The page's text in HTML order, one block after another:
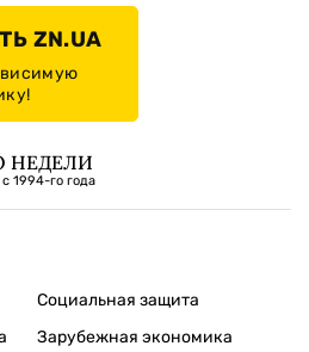
ZN.UA
НЕДЕЛИ
1994-го года
Социальная защита
Зарубежная экономика